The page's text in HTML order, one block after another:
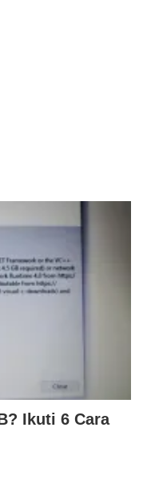
Ikuti 6 Cara